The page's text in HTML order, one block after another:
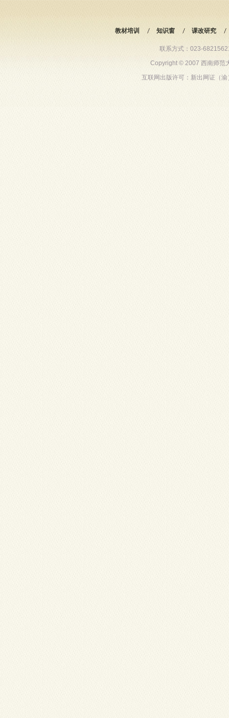
教材培训 知识窗 课改研究
联系方式：023-
Copyright © 2007 西南师范
互联网出版许可：新出网证（